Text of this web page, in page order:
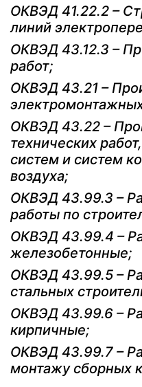
ОКВЭД 41.22.2 –
линий
ОКВЭД 43.12.3 –
работ;
ОКВЭД 43.21 –
ОКВЭД 43.22 –
технических
систем и систем
воздуха;
ОКВЭД 43.99.3 –
работы по
ОКВЭД 43.99.4 –
железобетонные;
ОКВЭД 43.99.5 –
стальных
ОКВЭД 43.99.6 –
кирпичные;
ОКВЭД 43.99.7 –
монтажу сборных